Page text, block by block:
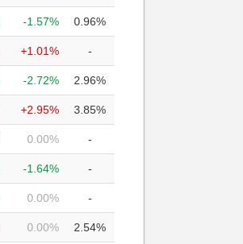
-1.57% 0.96%
+1.01% -
-2.72% 2.96%
+2.95% 3.85%
0.00% -
-1.64% -
0.00% -
0.00% 2.54%